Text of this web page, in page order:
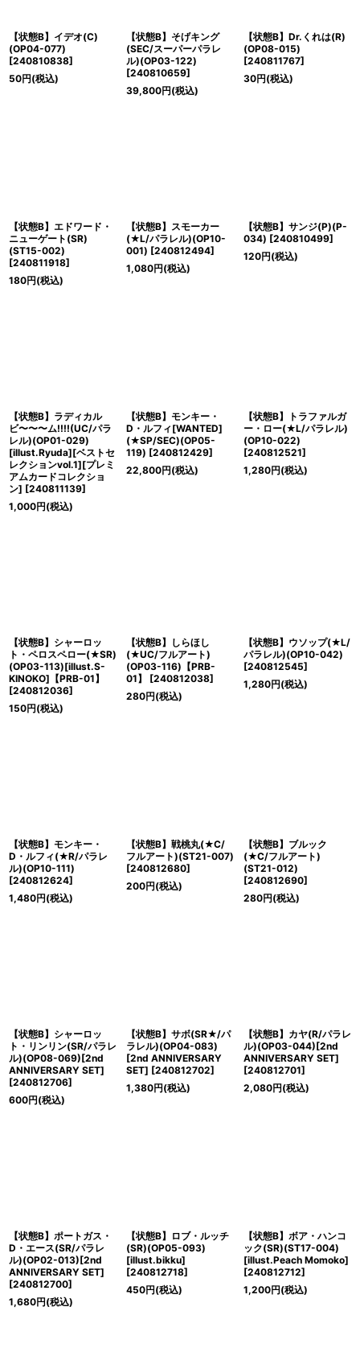
【状態B】イデオ(C)
(OP04-077)
[240810838]
50円(税込)
【状態B】そげキング
(SEC/スーパーパラレ
ル)(OP03-122)
[240810659]
39,800円(税込)
【状態B】Dr.くれは(R)
(OP08-015)
[240811767]
30円(税込)
【状態B】エドワード・
ニューゲート(SR)
(ST15-002)
[240811918]
180円(税込)
【状態B】スモーカー
(★L/パラレル)(OP10-
001) [240812494]
1,080円(税込)
【状態B】サンジ(P)(P-
034) [240810499]
120円(税込)
【状態B】ラディカル
ビ〜〜〜ム!!!!(UC/パラ
レル)(OP01-029)
[illust.Ryuda][ベストセ
レクションvol.1][プレミ
アムカードコレクショ
ン] [240811139]
1,000円(税込)
【状態B】モンキー・
D・ルフィ[WANTED]
(★SP/SEC)(OP05-
119) [240812429]
22,800円(税込)
【状態B】トラファルガ
ー・ロー(★L/パラレル)
(OP10-022)
[240812521]
1,280円(税込)
【状態B】シャーロッ
ト・ペロスペロー(★SR)
(OP03-113)[illust.S-
KINOKO]【PRB-01】
[240812036]
150円(税込)
【状態B】しらほし
(★UC/フルアート)
(OP03-116)【PRB-
01】
[240812038]
280円(税込)
【状態B】ウソップ(★L/
パラレル)(OP10-042)
[240812545]
1,280円(税込)
【状態B】モンキー・
D・ルフィ(★R/パラレ
ル)(OP10-111)
[240812624]
1,480円(税込)
【状態B】戦桃丸(★C/
フルアート)(ST21-007)
[240812680]
200円(税込)
【状態B】ブルック
(★C/フルアート)
(ST21-012)
[240812690]
280円(税込)
【状態B】シャーロッ
ト・リンリン(SR/パラレ
ル)(OP08-069)[2nd
ANNIVERSARY SET]
[240812706]
600円(税込)
【状態B】サボ(SR★/パ
ラレル)(OP04-083)
[2nd ANNIVERSARY
SET] [240812702]
1,380円(税込)
【状態B】カヤ(R/パラレ
ル)(OP03-044)[2nd
ANNIVERSARY SET]
[240812701]
2,080円(税込)
【状態B】ポートガス・
D・エース(SR/パラレ
ル)(OP02-013)[2nd
ANNIVERSARY SET]
[240812700]
1,680円(税込)
【状態B】ロブ・ルッチ
(SR)(OP05-093)
[illust.bikku]
[240812718]
450円(税込)
【状態B】ボア・ハンコ
ック(SR)(ST17-004)
[illust.Peach Momoko]
[240812712]
1,200円(税込)